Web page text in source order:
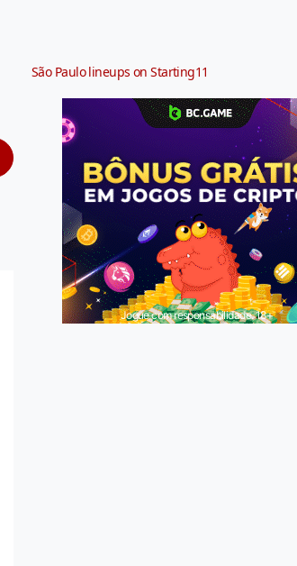
São Paulo lineups on Starting11
Jogue com responsabilidade. 18+